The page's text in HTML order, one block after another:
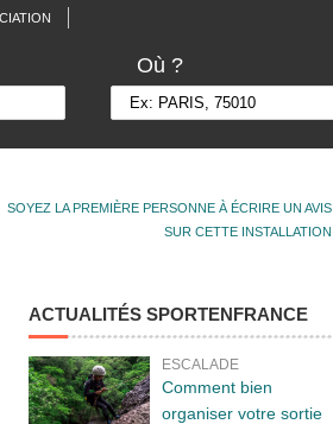
Où ?
SOYEZ LA PREMIÈRE PERSONNE À ÉCRIRE UN AVIS
SUR CETTE INSTALLATION
ACTUALITÉS SPORTENFRANCE
ESCALADE
Comment bien
organiser votre sortie